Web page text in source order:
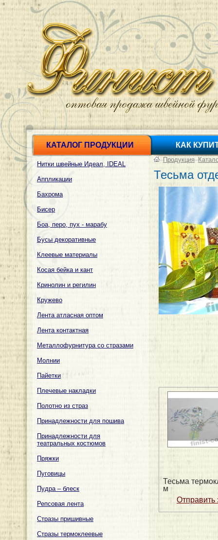
КАТАЛОГ ПРОДУКЦИИ КАК
Нитки швейные Идеал, IDEAL
Аппликации
Бахрома
Бисер
Боа, перо, пух - марабу
Бусы декоративные
Клеевые материалы
Косая бейка и кант
Кринолин и регилин
Кружево
Лента атласная оптом
Лента контактная
Металлофурнитура со стразами
Молнии
Пайетки
Плечевые накладки
Полотно из страз
Принадлежности для пошива
Принадлежности для
театральных костюмов
Пряжки
Пуговицы
Пудра – блеск
Репсовая лента
Стразы пришивные
Стразы термоклеевые
–Продукция–
Тесьма
Тесьма
м